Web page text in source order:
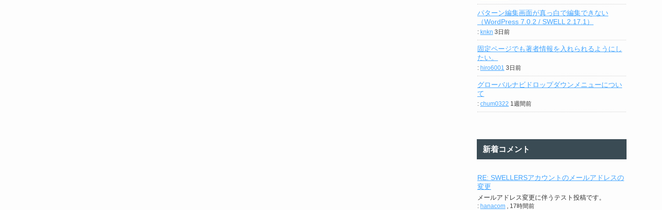
パターン編集画面が真っ白で編集できない
（WordPress 7.0.2 / SWELL 2.17.1）
: knkn 3日前
固定ページでも著者情報を入れられるようにし
たい。
: hiro6001 3日前
グローバルナビドロップダウンメニューについ
て
: chum0322 1週間前
新着コメント
RE: SWELLERSアカウントのメールアドレスの
変更
メールアドレス変更に伴うテスト投稿です。
: hanacom 17時間前